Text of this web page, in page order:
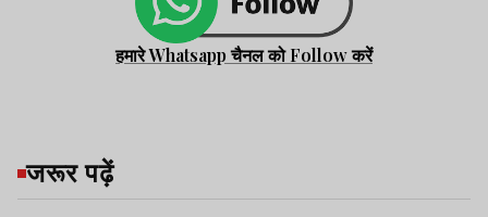
हमारे Whatsapp चैनल को Follow करें
जरूर पढ़ें